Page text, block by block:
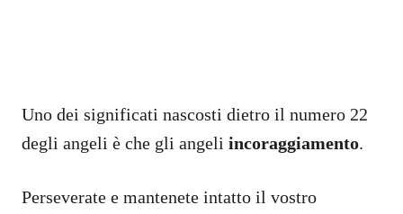
Uno dei significati nascosti dietro il numero 22
degli angeli è che gli angeli incoraggiamento.
Perseverate e mantenete intatto il vostro